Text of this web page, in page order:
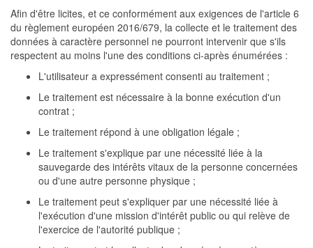
Afin d'être licites, et ce conformément aux exigences de l'article 6
du règlement européen 2016/679, la collecte et le traitement des
données à caractère personnel ne pourront intervenir que s'ils
respectent au moins l'une des conditions ci-après énumérées :
L'utilisateur a expressément consenti au traitement ;
Le traitement est nécessaire à la bonne exécution d'un
contrat ;
Le traitement répond à une obligation légale ;
Le traitement s'explique par une nécessité liée à la
sauvegarde des intérêts vitaux de la personne concernées
ou d'une autre personne physique ;
Le traitement peut s'expliquer par une nécessité liée à
l'exécution d'une mission d'intérêt public ou qui relève de
l'exercice de l'autorité publique ;